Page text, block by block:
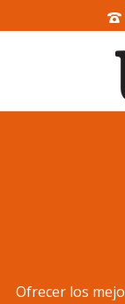
Ofrecer los